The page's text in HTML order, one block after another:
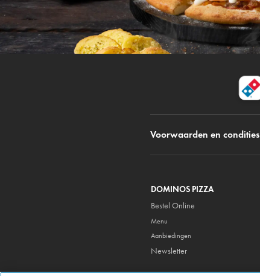
Voorwaarden en condities
DOMINOS PIZZA
Bestel Online
Menu
Aanbiedingen
Newsletter